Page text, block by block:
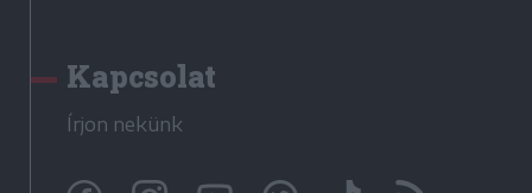
Kapcsolat
Írjon nekünk